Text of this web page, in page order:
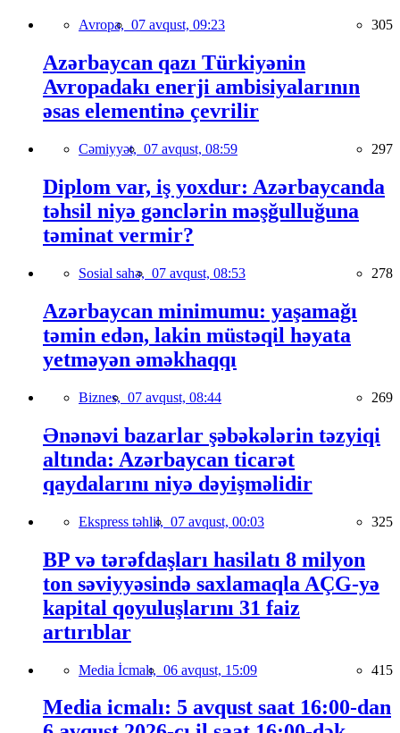
Avropa, 07 avqust, 09:23 305
Azərbaycan qazı Türkiyənin
Avropadakı enerji ambisiyalarının
əsas elementinə çevrilir
Cəmiyyət, 07 avqust, 08:59 297
Diplom var, iş yoxdur: Azərbaycanda
təhsil niyə gənclərin məşğulluğuna
təminat vermir?
Sosial sahə, 07 avqust, 08:53 278
Azərbaycan minimumu: yaşamağı
təmin edən, lakin müstəqil həyata
yetməyən əməkhaqqı
Biznes, 07 avqust, 08:44 269
Ənənəvi bazarlar şəbəkələrin təzyiqi
altında: Azərbaycan ticarət
qaydalarını niyə dəyişməlidir
Ekspress təhlil, 07 avqust, 00:03 325
BP və tərəfdaşları hasilatı 8 milyon
ton səviyyəsində saxlamaqla AÇG-yə
kapital qoyuluşlarını 31 faiz
artırıblar
Media İcmalı, 06 avqust, 15:09 415
Media icmalı: 5 avqust saat 16:00-dan